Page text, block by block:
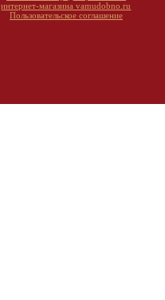
интернет-магазина vamudobno.ru
Пользовательское соглашение